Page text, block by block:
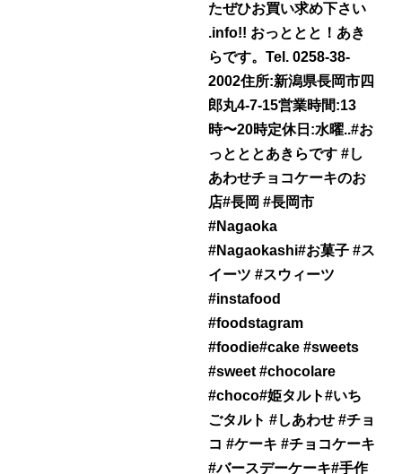
たぜひお買い求め下さい
.info!! おっととと！あき
らです。Tel. 0258-38-
2002住所:新潟県長岡市四
郎丸4-7-15営業時間:13
時〜20時定休日:水曜..#お
っとととあきらです #し
あわせチョコケーキのお
店#長岡 #長岡市
#Nagaoka
#Nagaokashi#お菓子 #ス
イーツ #スウィーツ
#instafood
#foodstagram
#foodie#cake #sweets
#sweet #chocolare
#choco#姫タルト#いち
ごタルト #しあわせ #チョ
コ #ケーキ #チョコケーキ
#バースデーケーキ#手作